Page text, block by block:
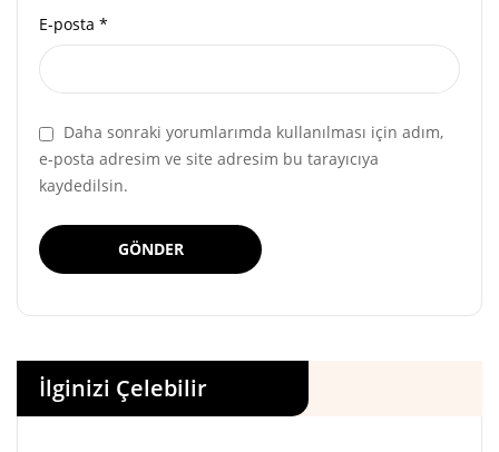
E-posta *
Daha sonraki yorumlarımda kullanılması için adım,
e-posta adresim ve site adresim bu tarayıcıya
kaydedilsin.
İlginizi Çelebilir